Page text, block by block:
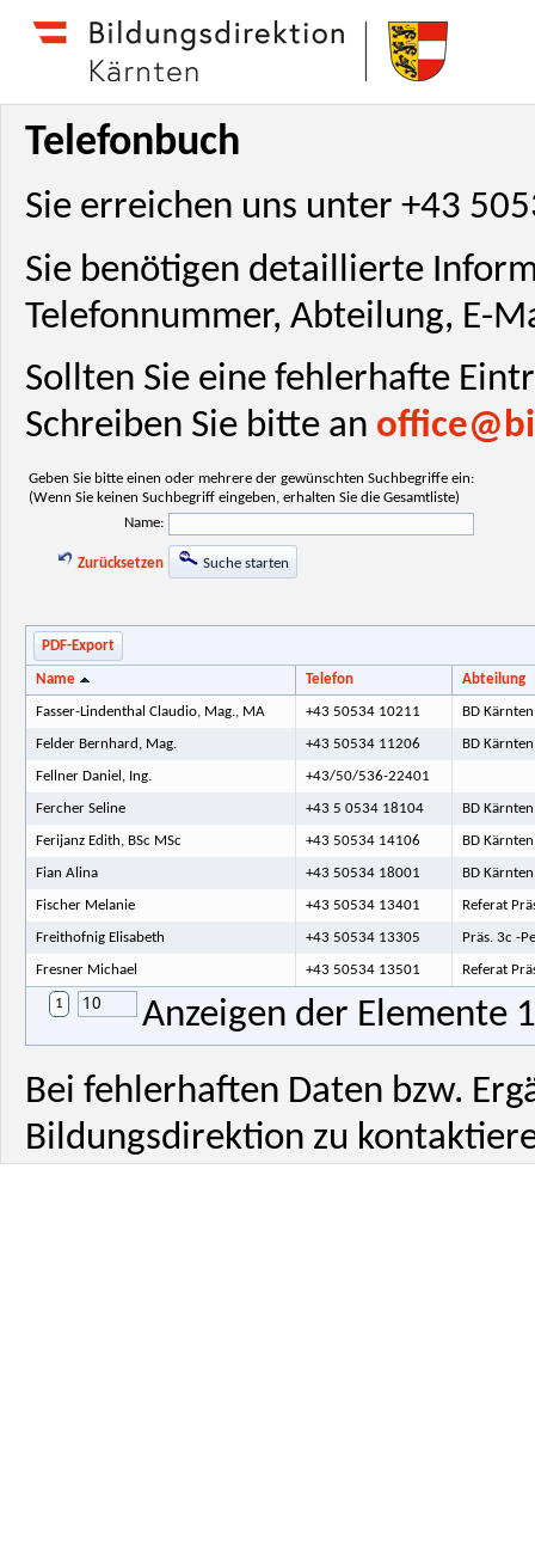
Telefonbuch
Sie erreichen uns unter +43
Sie benötigen detaillierte
Telefonnummer, Abteilung, E-
Sollten Sie eine fehlerhafte
Schreiben Sie bitte an
Geben Sie bitte einen oder mehrere der gewünschten Suchbegriffe ein:
(Wenn Sie keinen Suchbegriff eingeben, erhalten Sie die Gesamtliste)
Name:
Zurücksetzen Suche starten
PDF-Export
Name Telefon Abteilung
Fasser-Lindenthal Claudio, Mag., MA +43 50534 10211 BD
Felder Bernhard, Mag. +43 50534 11206 BD
Fellner Daniel, Ing. +43/50/536-22401
Fercher Seline +43 5 0534 18104 BD
Ferijanz Edith, BSc MSc +43 50534 14106 BD
Fian Alina +43 50534 18001 BD
Fischer Melanie +43 50534 13401 Referat
Freithofnig Elisabeth +43 50534 13305 Präs. 3c -
Fresner Michael +43 50534 13501 Referat
1 10 Anzeigen der Elemente
Bei fehlerhaften Daten bzw.
Bildungsdirektion zu